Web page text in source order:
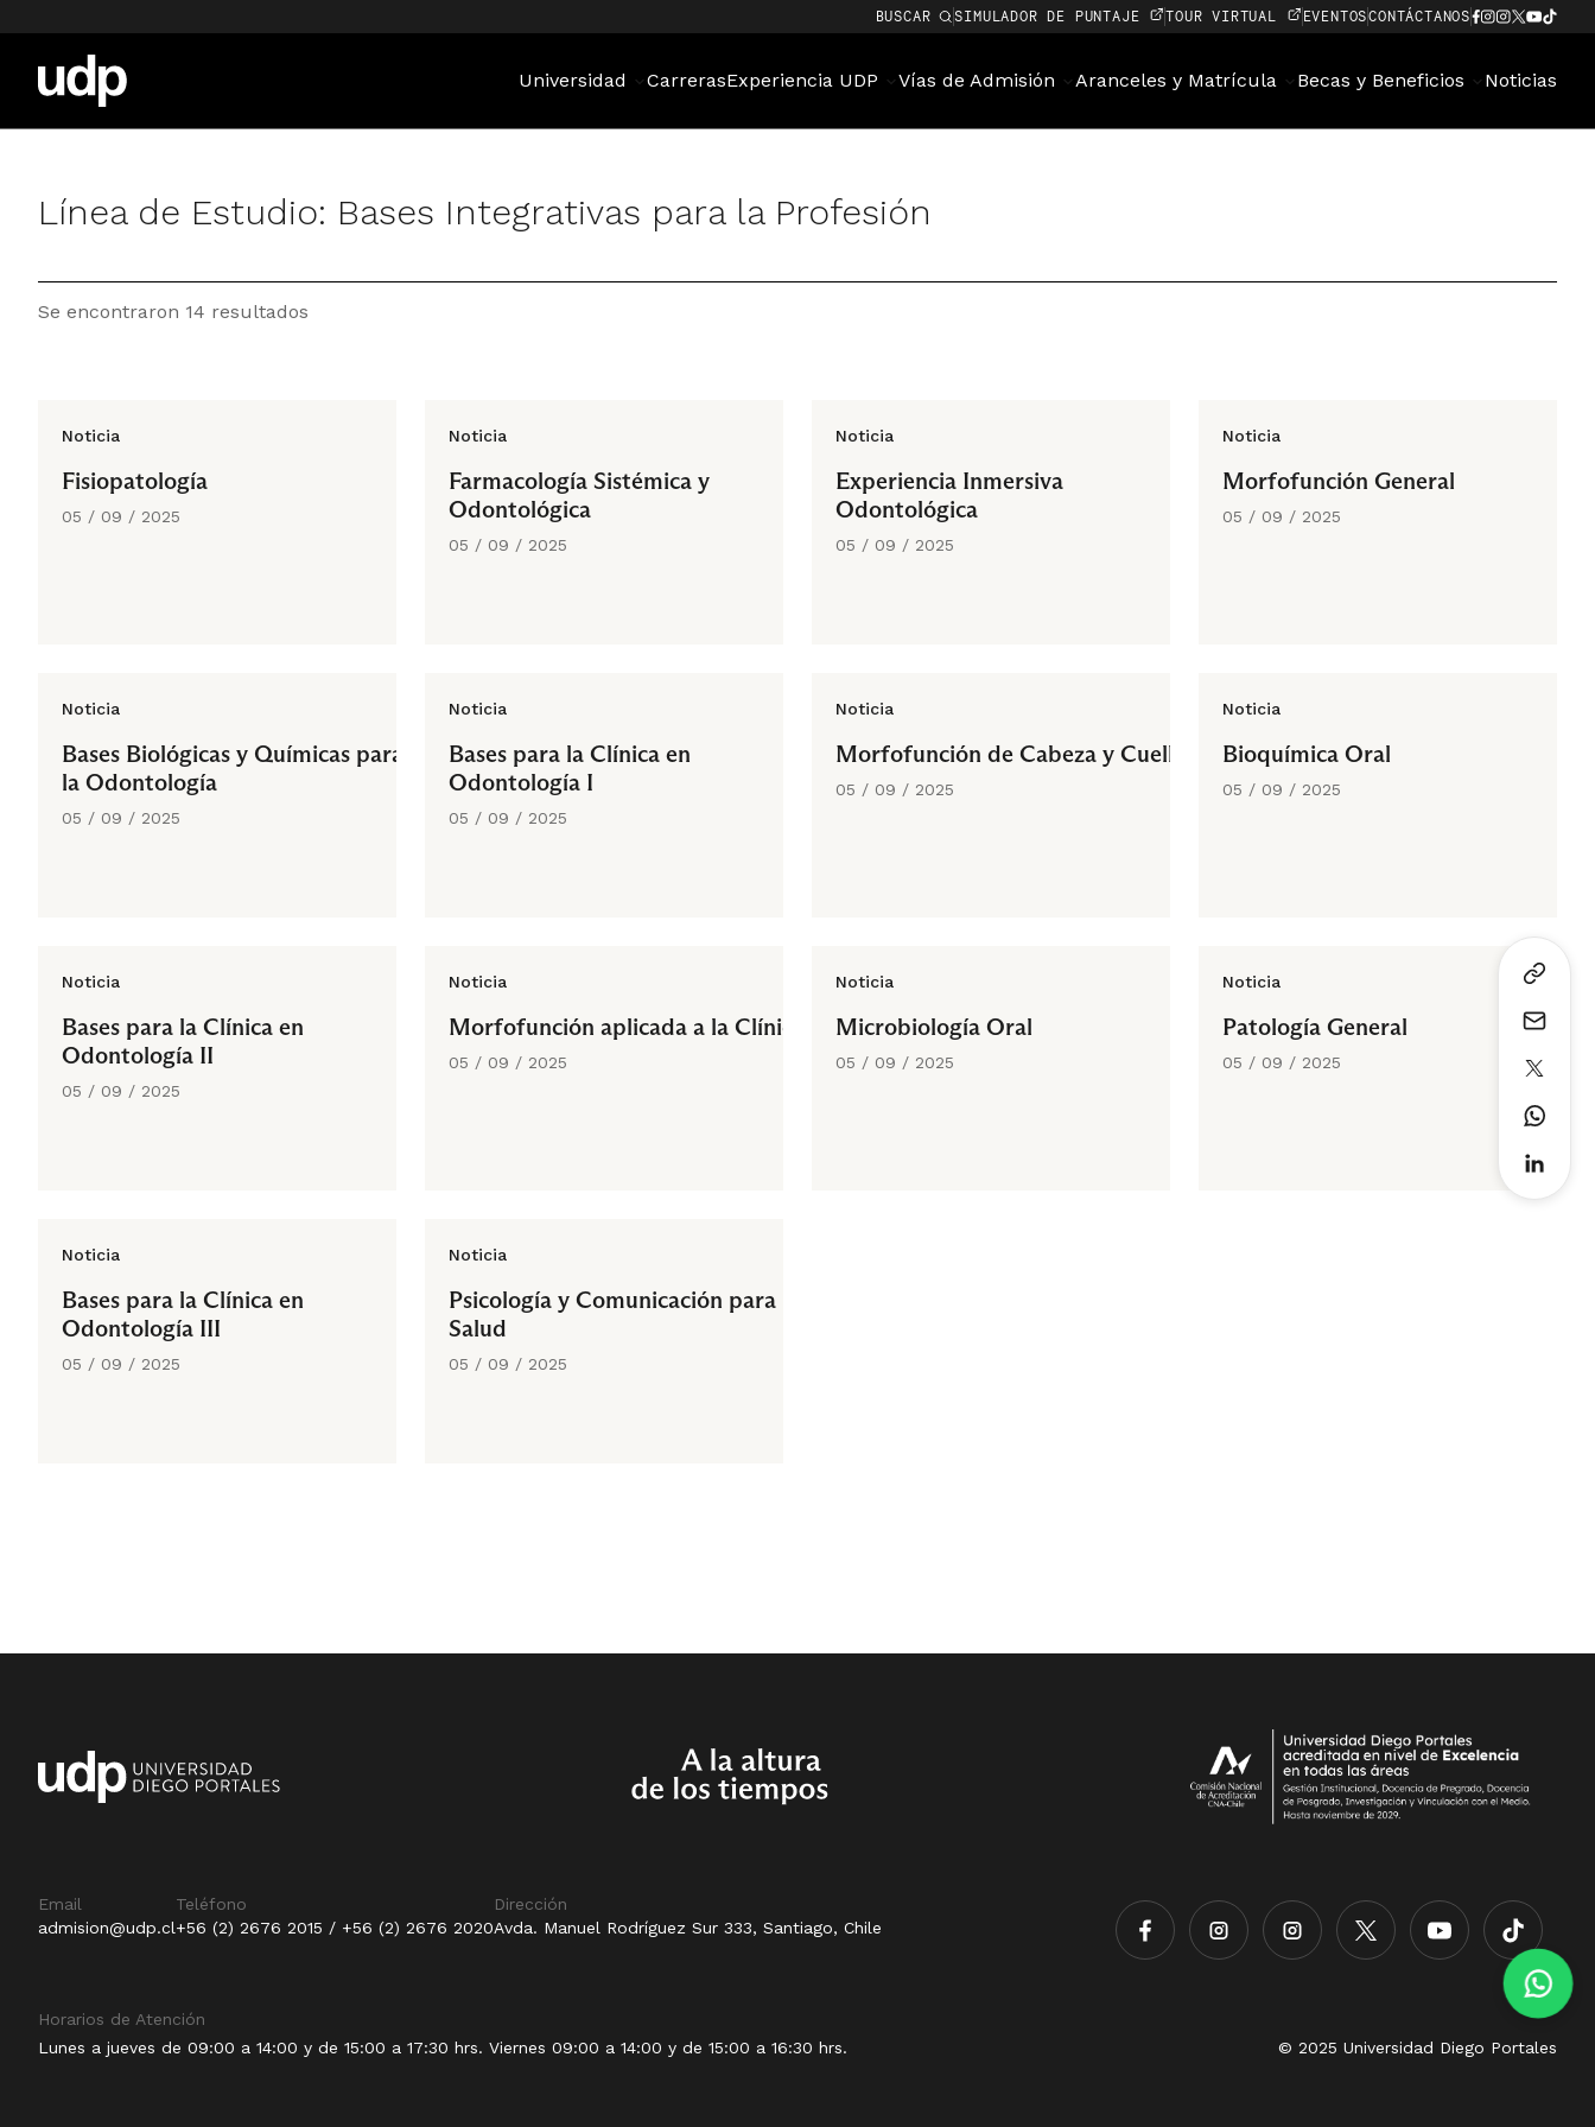
BUSCAR SIMULADOR DE PUNTAJE TOUR VIRTUAL EVENTOSCONTÁCTANOS
Universidad CarrerasExperiencia UDP Vías de Admisión Aranceles y Matrícula Becas y Beneficios Noticias
Línea de Estudio: Bases Integrativas para la Profesión
Se encontraron 14 resultados
Noticia
Fisiopatología
05 / 09 / 2025
Noticia
Farmacología Sistémica y
Odontológica
05 / 09 / 2025
Noticia
Experiencia Inmersiva
Odontológica
05 / 09 / 2025
Noticia
Morfofunción General
05 / 09 / 2025
Noticia
Bases Biológicas y Químicas para
la Odontología
05 / 09 / 2025
Noticia
Bases para la Clínica en
Odontología I
05 / 09 / 2025
Noticia
Morfofunción de Cabeza y Cuello
05 / 09 / 2025
Noticia
Bioquímica Oral
05 / 09 / 2025
Noticia
Bases para la Clínica en
Odontología II
05 / 09 / 2025
Noticia
Morfofunción aplicada a la Clínica
05 / 09 / 2025
Noticia
Microbiología Oral
05 / 09 / 2025
Noticia
Patología General
05 / 09 / 2025
Noticia
Bases para la Clínica en
Odontología III
05 / 09 / 2025
Noticia
Psicología y Comunicación para la
Salud
05 / 09 / 2025
Email
admision@udp.cl
Teléfono
+56 (2) 2676 2015 / +56 (2) 2676 2020
Dirección
Avda. Manuel Rodríguez Sur 333, Santiago, Chile
Horarios de Atención
Lunes a jueves de 09:00 a 14:00 y de 15:00 a 17:30 hrs. Viernes 09:00 a 14:00 y de 15:00 a 16:30 hrs.
© 2025 Universidad Diego Portales